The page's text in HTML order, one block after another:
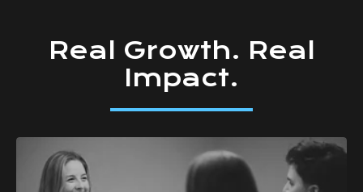
Real Growth. Real
Impact.